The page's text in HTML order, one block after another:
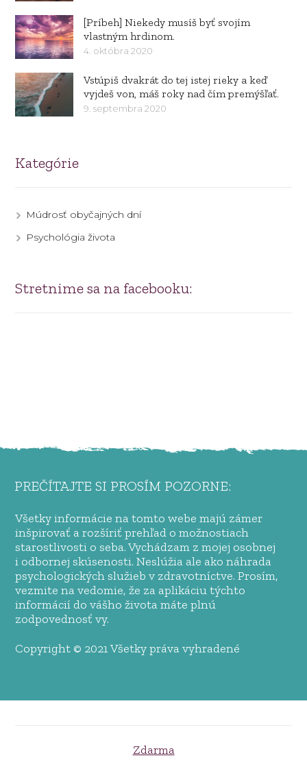
[Príbeh] Niekedy musíš byť svojím
vlastným hrdinom.
4. októbra 2020
Vstúpiš dvakrát do tej istej rieky a keď
vyjdeš von, máš roky nad čím premýšľať.
9. septembra 2020
Kategórie
Múdrosť obyčajných dní
Psychológia života
Stretnime sa na facebooku:
PREČÍTAJTE SI PROSÍM POZORNE:
Všetky informácie na tomto webe majú zámer
inšpirovať a rozšíriť prehľad o možnostiach
starostlivosti o seba. Vychádzam z mojej osobnej
i odbornej skúsenosti. Neslúžia ale ako náhrada
psychologických služieb v zdravotníctve. Prosím,
vezmite na vedomie, že za aplikáciu týchto
informácií do vášho života máte plnú
zodpovednosť vy.
Copyright © 2021 Všetky práva vyhradené
Zdarma